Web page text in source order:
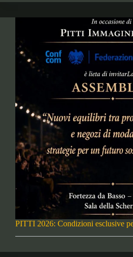
PITTI 2026: Condizioni esclusive